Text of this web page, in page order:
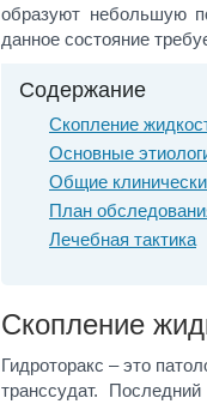
образуют небольшую
данное состояние
Содержание
Скопление
Основные
Общие
План
Лечебная тактика
Скопление
Гидроторакс – это
транссудат.